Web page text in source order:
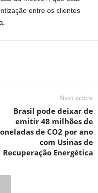
entre os clientes
Next article
Brasil pode deixar de
emitir 48 milhões de
de CO2 por ano
com Usinas de
Recuperação Energética